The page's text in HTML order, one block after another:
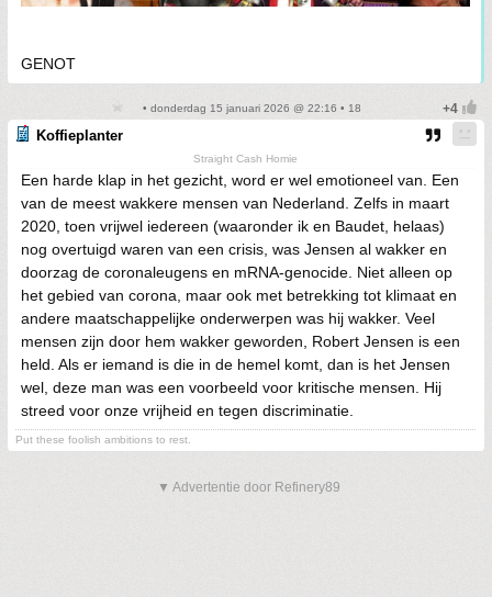
GENOT
• donderdag 15 januari 2026 @ 22:16 • 18
Koffieplanter
Straight Cash Homie
Een harde klap in het gezicht, word er wel emotioneel van. Een
van de meest wakkere mensen van Nederland. Zelfs in maart
2020, toen vrijwel iedereen (waaronder ik en Baudet, helaas)
nog overtuigd waren van een crisis, was Jensen al wakker en
doorzag de coronaleugens en mRNA-genocide. Niet alleen op
het gebied van corona, maar ook met betrekking tot klimaat en
andere maatschappelijke onderwerpen was hij wakker. Veel
mensen zijn door hem wakker geworden, Robert Jensen is een
held. Als er iemand is die in de hemel komt, dan is het Jensen
wel, deze man was een voorbeeld voor kritische mensen. Hij
streed voor onze vrijheid en tegen discriminatie.
Put these foolish ambitions to rest.
▼ Advertentie door Refinery89